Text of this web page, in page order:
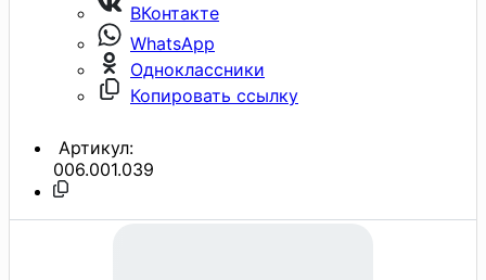
ВКонтакте
WhatsApp
Одноклассники
Копировать ссылку
Артикул:
006.001.039